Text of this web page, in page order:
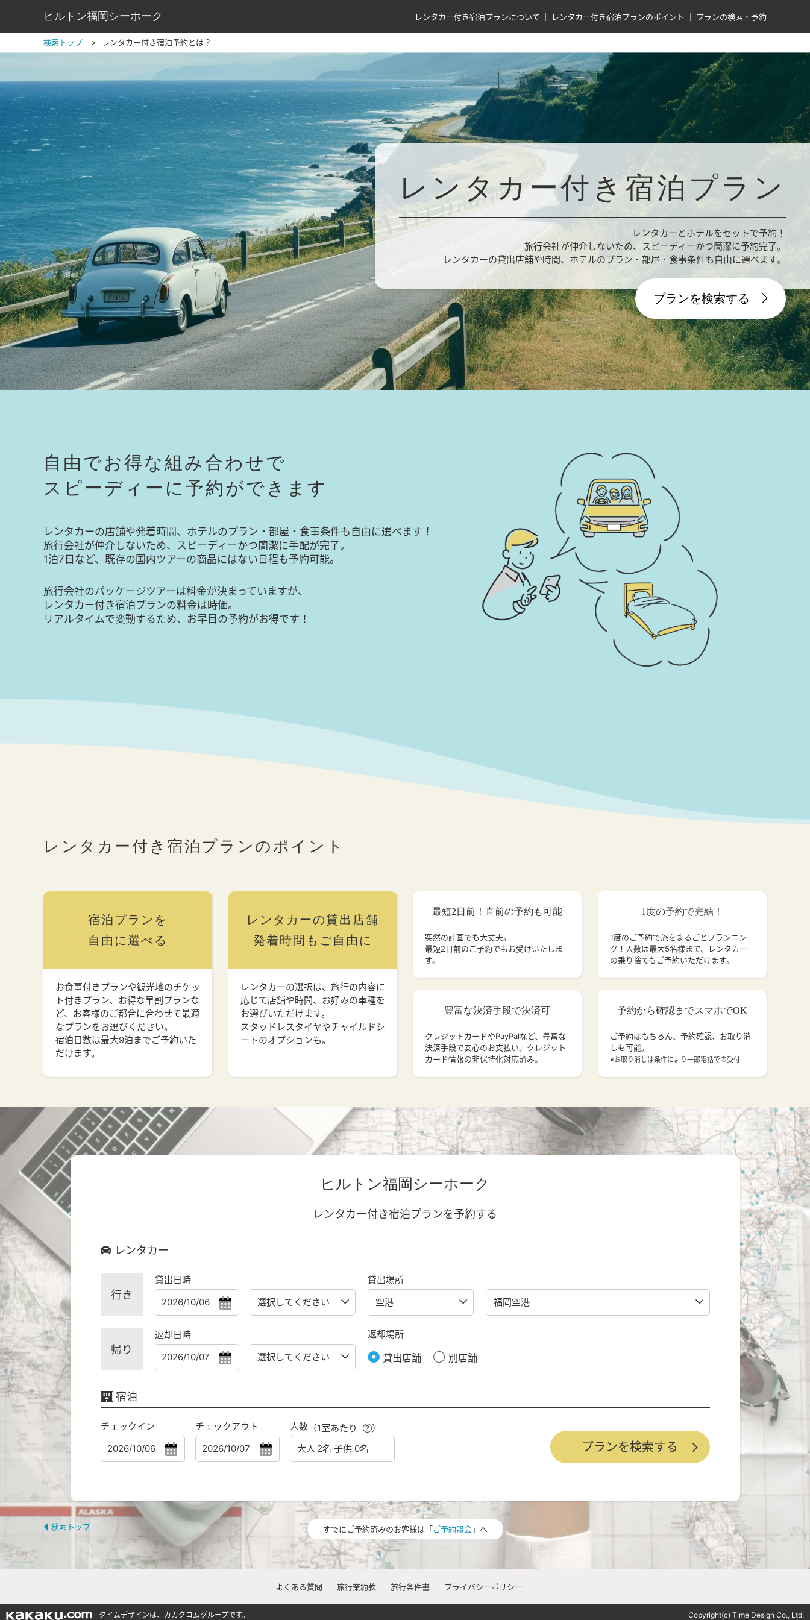
ヒルトン福岡シーホーク レンタカー付き宿泊プランについて レンタカー付き宿泊プランのポイント プランの検索・予約
検索トップ レンタカー付き宿泊予約とは？
レンタカー付き宿泊プラン
レンタカーとホテルをセットで予約！
旅行会社が仲介しないため、スピーディーかつ簡潔に予約完了。
レンタカーの貸出店舗や時間、ホテルのプラン・部屋・食事条件も自由に選べます。
プランを検索する
自由でお得な組み合わせで
スピーディーに予約ができます
レンタカーの店舗や発着時間、ホテルのプラン・部屋・食事条件も自由に選べます！
旅行会社が仲介しないため、スピーディーかつ簡潔に手配が完了。
1泊7日など、既存の国内ツアーの商品にはない日程も予約可能。
旅行会社のパッケージツアーは料金が決まっていますが、
レンタカー付き宿泊プランの料金は時価。
リアルタイムで変動するため、お早目の予約がお得です！
レンタカー付き宿泊プランのポイント
宿泊プランを
自由に選べる
お食事付きプランや観光地のチケッ
ト付きプラン、お得な早割プランな
ど、お客様のご都合に合わせて最適
なプランをお選びください。
宿泊日数は最大9泊までご予約いた
だけます。
レンタカーの貸出店舗
発着時間もご自由に
レンタカーの選択は、旅行の内容に
応じて店舗や時間、お好みの車種を
お選びいただけます。
スタッドレスタイヤやチャイルドシ
ートのオプションも。
最短2日前！直前の予約も可能
突然の計画でも大丈夫。
最短2日前のご予約でもお受けいたしま
す。
豊富な決済手段で決済可
クレジットカードやPayPalなど、豊富な
決済手段で安心のお支払い。クレジット
カード情報の非保持化対応済み。
1度の予約で完結！
1度のご予約で旅をまるごとプランニン
グ！人数は最大5名様まで、レンタカー
の乗り捨てもご予約いただけます。
予約から確認までスマホでOK
ご予約はもちろん、予約確認、お取り消
しも可能。
※お取り消しは条件により一部電話での受付
ヒルトン福岡シーホーク
レンタカー付き宿泊プランを予約する
レンタカー
行き
貸出日時 貸出場所
帰り
返却日時 返却場所
貸出店舗 別店舗
宿泊
チェックイン チェックアウト 人数（1室あたり ）
検索トップ すでにご予約済みのお客様は「ご予約照会」へ
よくある質問 旅行業約款 旅行条件書 プライバシーポリシー
タイムデザインは、カカクコムグループです。 Copyright(c) Time Design Co., Ltd.